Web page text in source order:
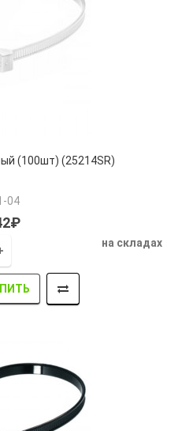
(100шт) (25214SR)
04
на складах